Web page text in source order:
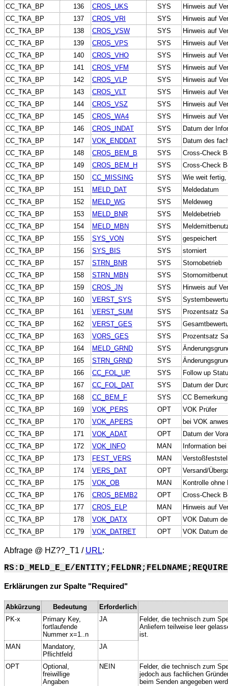
CC_TKA_BP 136 CROS_UKS SYS
Hinweis auf
CC_TKA_BP
137 CROS_VRI SYS
Hinweis auf
CC_TKA_BP
138 CROS_VSW SYS
Hinweis auf
CC_TKA_BP
139 CROS_VPS SYS
Hinweis auf
CC_TKA_BP
140 CROS_VHO SYS
Hinweis auf
CC_TKA_BP
141 CROS_VFM SYS
Hinweis auf
CC_TKA_BP
142 CROS_VLP SYS
Hinweis auf
CC_TKA_BP
143 CROS_VLT SYS
Hinweis auf
CC_TKA_BP
144 CROS_VSZ SYS
Hinweis auf
CC_TKA_BP
145 CROS_WA4 SYS
Hinweis auf
CC_TKA_BP
146 CROS_INDAT SYS
Datum der
CC_TKA_BP
147 VOK_ENDDAT SYS
Datum des
CC_TKA_BP
148 CROS_BEM_B SYS
Cross-Check
CC_TKA_BP
149 CROS_BEM_H SYS
Cross-Check
CC_TKA_BP
150 CC_MISSING SYS
Wie weit
CC_TKA_BP
151 MELD_DAT SYS
Meldedatum
CC_TKA_BP
152 MELD_WG SYS
Meldeweg
CC_TKA_BP
153 MELD_BNR SYS
Meldebetrieb
CC_TKA_BP
154 MELD_MBN SYS
CC_TKA_BP
155 SYS_VON SYS
gespeichert
CC_TKA_BP
156 SYS_BIS SYS
storniert
CC_TKA_BP
157 STRN_BNR SYS
Stornobetrieb
CC_TKA_BP
158 STRN_MBN SYS
CC_TKA_BP
159 CROS_JN SYS
Hinweis auf
CC_TKA_BP
160 VERST_SYS SYS
CC_TKA_BP
161 VERST_SUM SYS
Prozentsatz
CC_TKA_BP
162 VERST_GES SYS
CC_TKA_BP
163 VORS_GES SYS
Prozentsatz
CC_TKA_BP
164 MELD_GRND SYS
CC_TKA_BP
165 STRN_GRND SYS
CC_TKA_BP
166 CC_FOL_UP SYS
Follow up
CC_TKA_BP
167 CC_FOL_DAT SYS
Datum der
CC_TKA_BP
168 CC_BEM_F SYS
CC
CC_TKA_BP
169 VOK_PERS OPT
VOK Prüfer
CC_TKA_BP
170 VOK_APERS OPT
bei VOK
CC_TKA_BP
171 VOK_ADAT OPT
Datum der
CC_TKA_BP
172 VOK_INFO MAN
Information
CC_TKA_BP
173 FEST_VERS MAN
CC_TKA_BP
174 VERS_DAT OPT
Versand/
CC_TKA_BP
175 VOK_OB MAN
Kontrolle
CC_TKA_BP
176 CROS_BEMB2 OPT
Cross-Check
CC_TKA_BP
177 CROS_ELP MAN
Hinweis auf
CC_TKA_BP
178 VOK_DATX OPT
VOK Datum
CC_TKA_BP
179 VOK_DATRET OPT VOK Datum
Abfrage @ HZ??_T1 / URL:
RS:D_MELD_E_E/
Erklärungen zur Spalte "Required"
Abkürzung Bedeutung
Erforderlich
PK-x
Primary Key,
fortlaufende
Nummer x=1..n
JA
Felder, die technisch zum
Anliefern teilweise leer
ist.
MAN
Mandatory,
Pflichtfeld
JA
OPT
Optional,
freiwillige
Angaben
NEIN
Felder, die technisch zum
jedoch aus fachlichen
beim Senden angegeben